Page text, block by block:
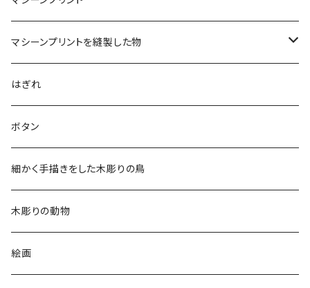
マシーンプリントを縫製した物
アロハシャツ
2018
2019
ドレスシャツ
チュニック
リバーシブル 帽子
リバーシブル エコバッグ
はぎれ
ボタン
細かく手描きをした木彫りの鳥
木彫りの動物
絵画